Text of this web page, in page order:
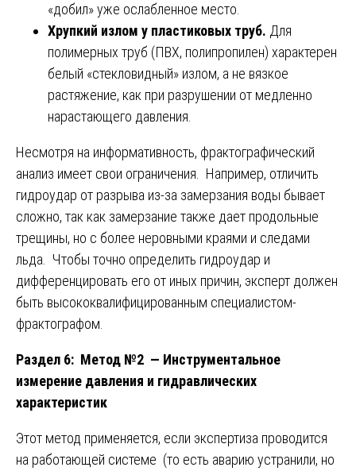
«добил» уже ослабленное место.
Хрупкий излом у пластиковых труб. Для
полимерных труб (ПВХ, полипропилен) характерен
белый «стекловидный» излом, а не вязкое
растяжение, как при разрушении от медленно
нарастающего давления.
Несмотря на информативность, фрактографический
анализ имеет свои ограничения. Например, отличить
гидроудар от разрыва из-за замерзания воды бывает
сложно, так как замерзание также дает продольные
трещины, но с более неровными краями и следами
льда. Чтобы точно определить гидроудар и
дифференцировать его от иных причин, эксперт должен
быть высококвалифицированным специалистом-
фрактографом.
Раздел 6: Метод №2 — Инструментальное
измерение давления и гидравлических
характеристик
Этот метод применяется, если экспертиза проводится
на работающей системе (то есть аварию устранили, но